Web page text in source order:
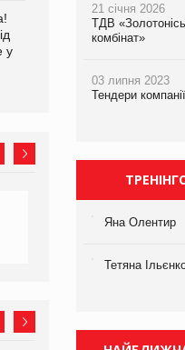
у
EVA.UA запустила
кампанію «Хто б знав»
платформі
21 січня 2026
ТДВ
комбінат»
03 липня 2023
Тендери компанії
Яна Олентир
Тетяна